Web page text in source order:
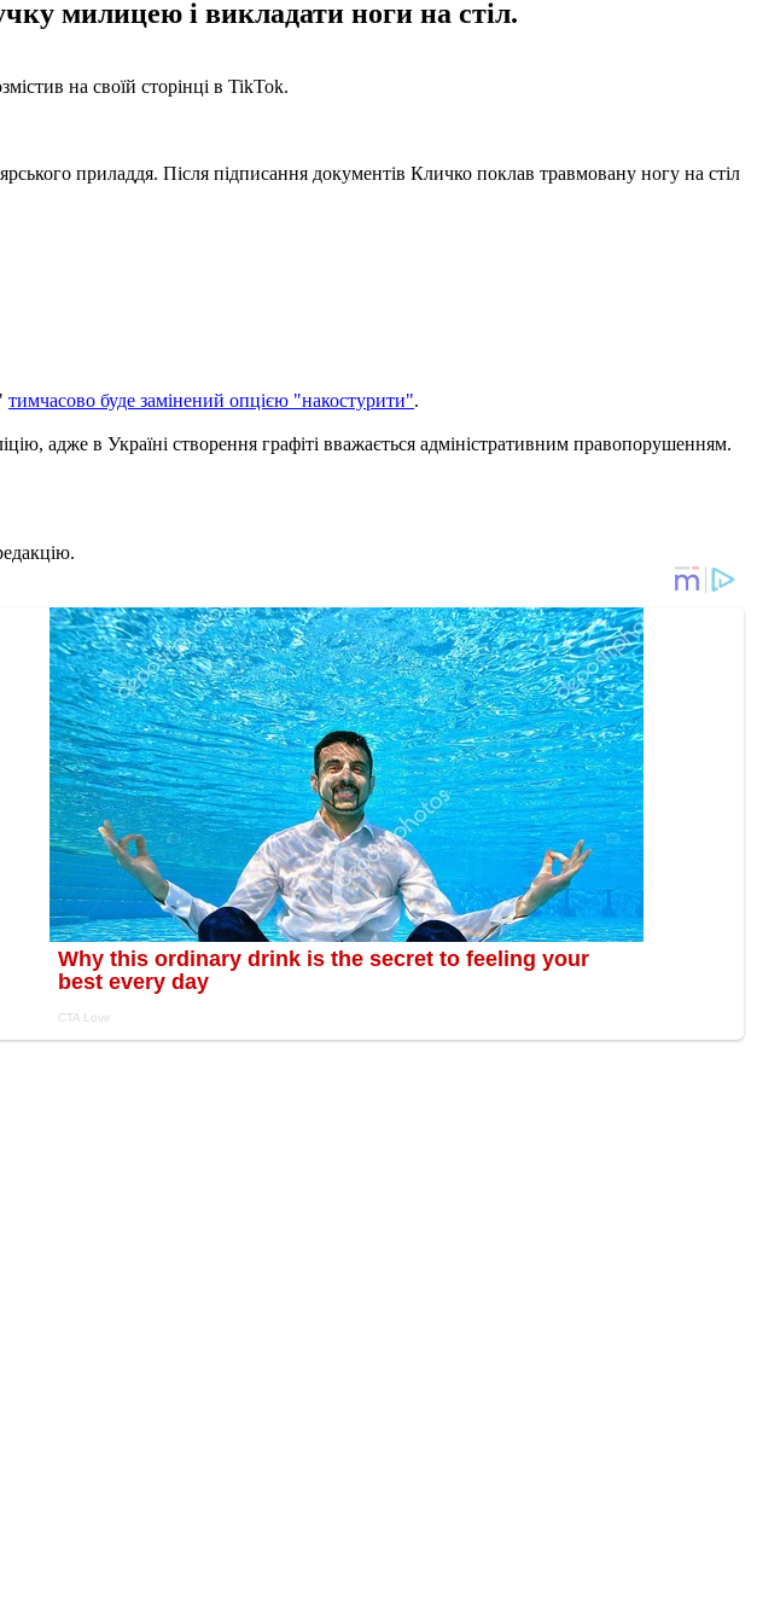
милицею і викладати ноги на стіл.
на своїй сторінці в TikTok.
приладдя. Після підписання документів Кличко поклав травмовану ногу на стіл
тимчасово буде замінений опцією "накостурити".
адже в Україні створення графіті вважається адміністративним правопорушенням.